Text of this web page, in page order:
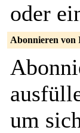
oder
Abonnieren von
um